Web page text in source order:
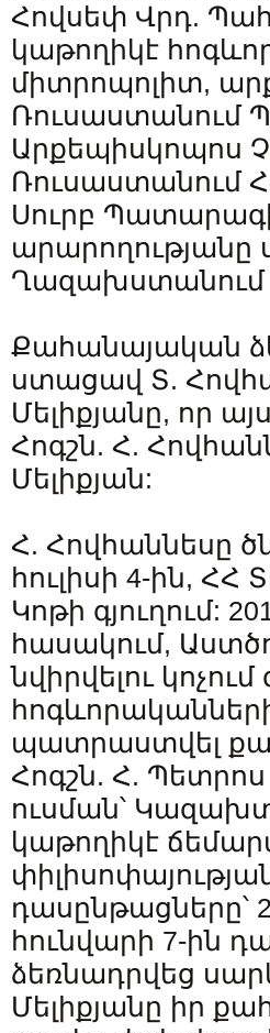
Հովսեփ Վրդ.
կաթողիկէ
միտրոպոլիտ,
Ռուսաստանում
Արքեպիսկոպոս
Ռուսաստանում
Սուրբ
արարողությանը
Ղազախստանում
Քահանայական
ստացավ Տ.
Մելիքյանը, որ
Հոգշն. Հ.
Մելիքյան:
Հ. Հովհաննեսը
հուլիսի 4-ին, ՀՀ
Կոթի գյուղում:
հասակում,
նվիրվելու կոչում
պատրաստվել
Հոգշն. Հ.
ուսման՝
կաթողիկէ
դասընթացները՝
հունվարի 7-ին
ձեռնադրվեց
Մելիքյանը իր